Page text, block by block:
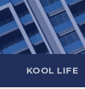
KOOL LIFE